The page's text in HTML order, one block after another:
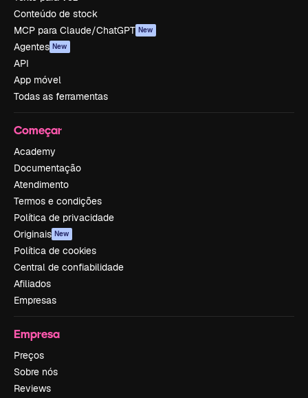
Conteúdo de stock
MCP para Claude/ChatGPT New
Agentes New
API
App móvel
Todas as ferramentas
Começar
Academy
Documentação
Atendimento
Termos e condições
Política de privacidade
Originais New
Política de cookies
Central de confiabilidade
Afiliados
Empresas
Empresa
Preços
Sobre nós
Reviews